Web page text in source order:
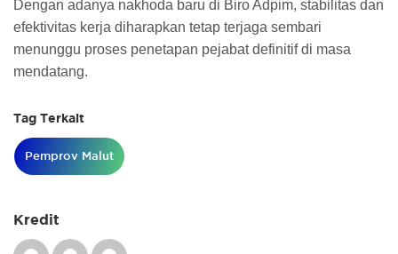
Dengan adanya nakhoda baru di Biro Adpim, stabilitas dan
efektivitas kerja diharapkan tetap terjaga sembari
menunggu proses penetapan pejabat definitif di masa
mendatang.
Tag Terkait
Pemprov Malut
Kredit